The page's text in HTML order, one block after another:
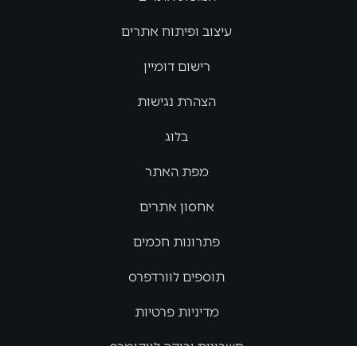
עיצוב ופיתוח אתרים
רישום דומיין
הצהרת נגישות
בלוג
מפת האתר
אחסון אתרים
פתרונות חכמים
תוספים לוורדפרס
מדיניות פרטיות